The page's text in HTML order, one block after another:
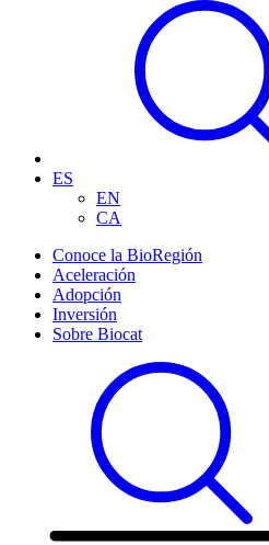
ES
EN
CA
Conoce la BioRegión
Aceleración
Adopción
Inversión
Sobre Biocat